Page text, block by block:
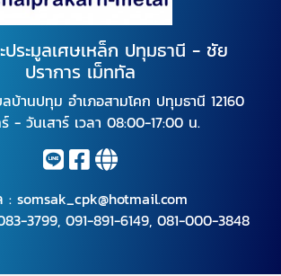
ประมูลเศษเหล็ก ปทุมธานี - ชัย
ปราการ เม็ททัล
บ้านปทุม อำเภอสามโคก ปทุมธานี 12160
- วันเสาร์ เวลา 08:00-17:00 น.
: somsak_cpk@hotmail.com
3799, 091-891-6149, 081-000-3848